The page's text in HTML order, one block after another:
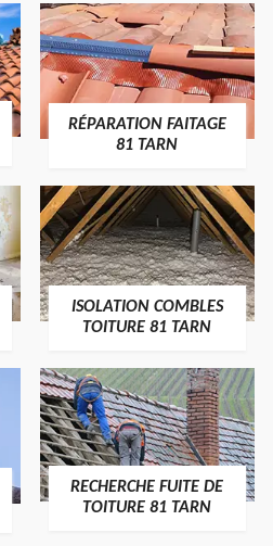
RÉPARATION FAITAGE
81 TARN
ISOLATION COMBLES
TOITURE 81 TARN
RECHERCHE FUITE DE
TOITURE 81 TARN